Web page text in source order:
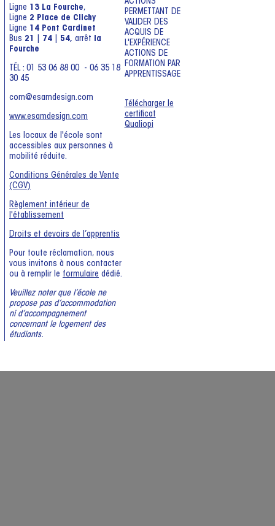
Ligne 13 La Fourche,
Ligne 2 Place de Clichy
Ligne 14 Pont Cardinet
Bus 21 74 54, arrêt la
Fourche
TÉL : 01 53 06 88 00 - 06 35 18
30 45
com@esamdesign.com
www.esamdesign.com
Les locaux de l'école sont
accessibles aux personnes à
mobilité réduite.
Conditions Générales de Vente
(CGV)
Règlement intérieur de
l'établissement
Droits et devoirs de l’apprentis
Pour toute réclamation, nous
vous invitons à nous contacter
ou à remplir le formulaire dédié.
Veuillez noter que l’école ne
propose pas d’accommodation
ni d’accompagnement
concernant le logement des
étudiants.
ACTIONS
PERMETTANT DE
VALIDER DES
ACQUIS DE
L'EXPÉRIENCE
ACTIONS DE
FORMATION PAR
APPRENTISSAGE
Télécharger le
certificat
Qualiopi